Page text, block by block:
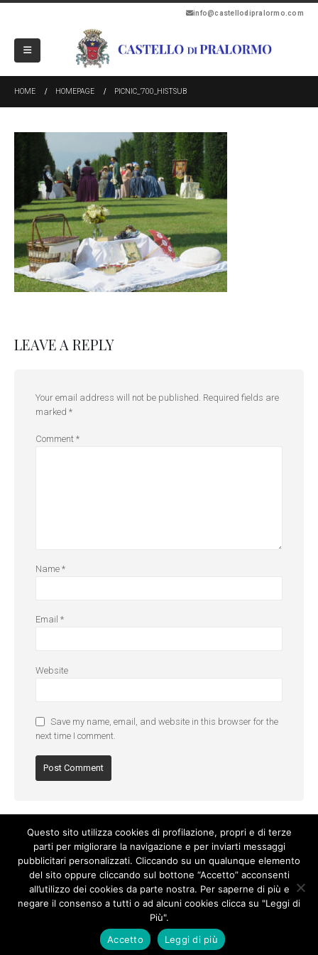
info@castellodipralormo.com
HOME HOMEPAGE PICNIC_’700_HISTSUB
LEAVE A REPLY
Your email address will not be published. Required fields are
marked *
Comment *
Name *
Email *
Website
Save my name, email, and website in this browser for the
next time I comment.
Privacy Policy
© Copyright 2017. All Rights Reserved.
Questo sito utilizza cookies di profilazione, propri e di terze
parti per migliorare la navigazione e per inviarti messaggi
pubblicitari personalizzati. Cliccando su un qualunque elemento
del sito oppure cliccando sul bottone “Accetto” acconsenti
all’utilizzo dei cookies da parte nostra. Per saperne di più e
negare il consenso a tutti o ad alcuni cookies clicca su "Leggi di
Più".
Accetto
Leggi di più